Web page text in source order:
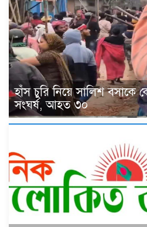
হাঁস চুরি নিয়ে সালিশ বসাকে
সংঘর্ষ, আহত ৩০